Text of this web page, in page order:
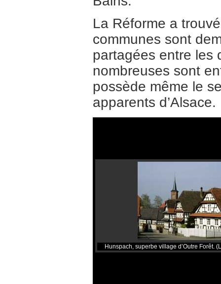
La Réforme a
communes sont
partagées entre les
nombreuses sont
possède même le
apparents d’Alsace.
Hunspach, superbe village d’Outre Forêt.